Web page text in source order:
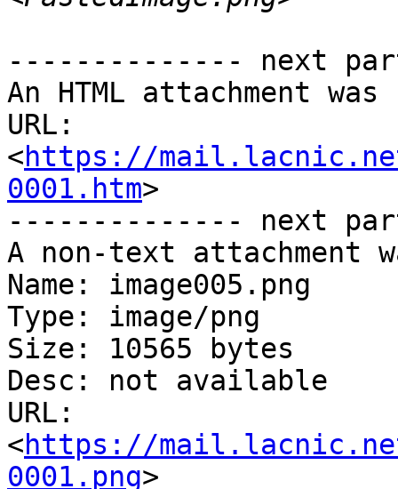
-------------- next
An HTML attachment
URL:
<https://mail.lacnic.net/
0001.htm>
-------------- next
A non-text attachment
Name: image005.png
Type: image/png
Size: 10565 bytes
Desc: not available
URL:
<https://mail.lacnic.net/
0001.png